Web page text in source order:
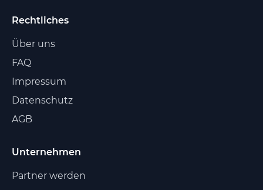
Rechtliches
Über uns
FAQ
Impressum
Datenschutz
AGB
Unternehmen
Partner werden